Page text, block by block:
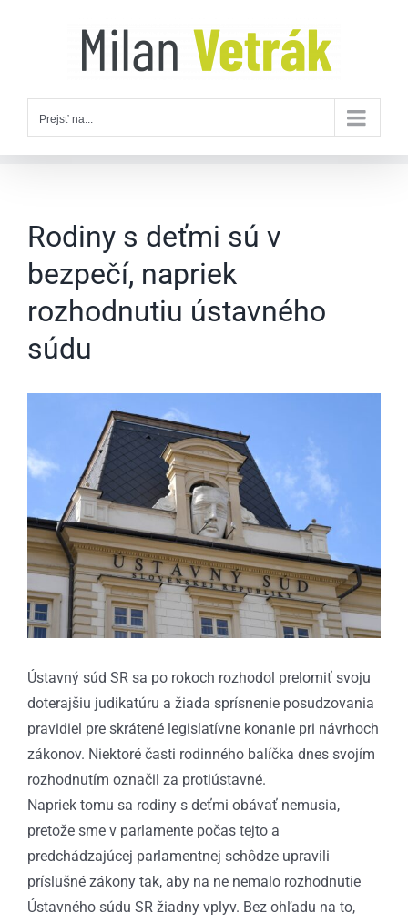
Prejsť na...
Rodiny s deťmi sú v
bezpečí, napriek
rozhodnutiu ústavného
súdu
obrázok
Ústavný súd SR sa po rokoch rozhodol prelomiť svoju
doterajšiu judikatúru a žiada sprísnenie posudzovania
pravidiel pre skrátené legislatívne konanie pri návrhoch
zákonov. Niektoré časti rodinného balíčka dnes svojím
rozhodnutím označil za protiústavné.
Napriek tomu sa rodiny s deťmi obávať nemusia,
pretože sme v parlamente počas tejto a
predchádzajúcej parlamentnej schôdze upravili
príslušné zákony tak, aby na ne nemalo rozhodnutie
Ústavného súdu SR žiadny vplyv. Bez ohľadu na to,